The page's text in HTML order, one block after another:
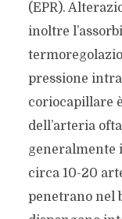
(EPR).
inoltre
pressione
coriocapillare
dell’arteria
generalmente
circa 10-20
penetrano nel